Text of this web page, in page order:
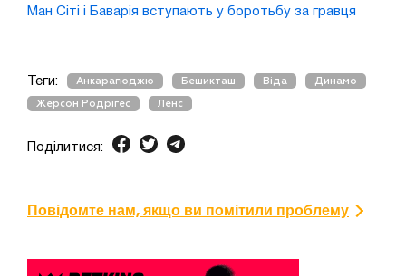
Ман Сіті і Баварія вступають у боротьбу за гравця
Теги: Анкарагюджю Бешикташ Віда Динамо
Жерсон Родрігес Ленс
Поділитися:
Повідомте нам, якщо ви помітили проблему